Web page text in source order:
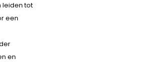
leiden tot
een
en